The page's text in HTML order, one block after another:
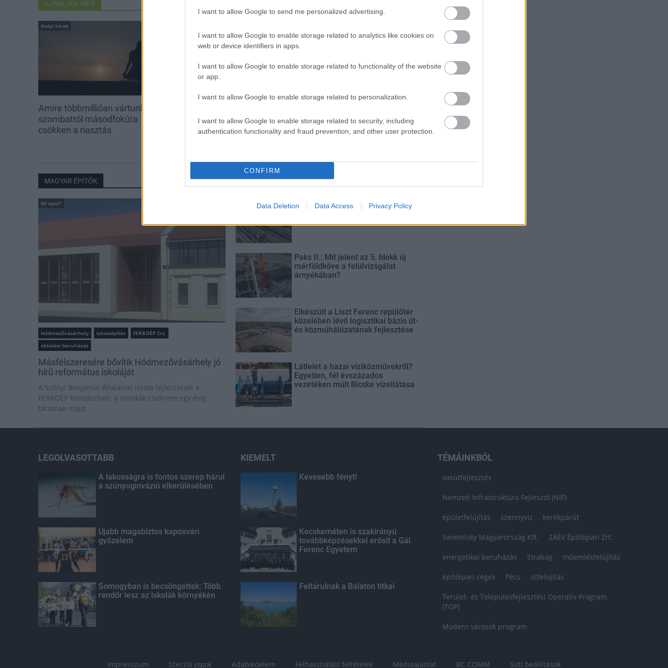
I want to allow Google to send me personalized advertising.
I want to allow Google to enable storage related to analytics like cookies on
web or device identifiers in apps.
I want to allow Google to enable storage related to functionality of the website
or app.
I want to allow Google to enable storage related to personalization.
I want to allow Google to enable storage related to security, including
authentication functionality and fraud prevention, and other user protection.
CONFIRM
Data Deletion Data Access Privacy Policy
AJÁNLJUK MÉG
Helyi hírek
Amire többmillióan vártunk:
szombattól másodfokúra
csökken a riasztás
továbbképzésekkel erősít a Gál
Ferenc Egyetem
MAGYAR ÉPÍTŐK
Mi épül?
Hódmezővásárhely iskolaépítés
FERROÉP Zrt.
oktatási beruházás
Másfélszeresére bővítik Hódmezővásárhely jó
hírű református iskoláját
A Szőnyi Benjámin Általános Iskola fejlesztését a
FERROÉP kivitelezheti; a munkák csaknem egy évig
tartanak majd.
Látványos építési szakasz indult
be a Flórián téri felüljárón
Paks II.: Mit jelent az 5. blokk új
mérföldköve a felülvizsgálat
árnyékában?
Elkészült a Liszt Ferenc repülőtér
közelében lévő logisztikai bázis út-
és közműhálózatának fejlesztése
Látlelet a hazai víziközművekről?
Egyetlen, fél évszázados
vezetéken múlt Bicske vízellátása
LEGOLVASOTTABB
A lakosságra is fontos szerep hárul
a szúnyoginvázió elkerülésében
Újabb magabiztos kaposvári
győzelem
Somogyban is becsöngettek: Több
rendőr lesz az iskolák környékén
KIEMELT
Kevesebb fényt!
Kecskeméten is szakirányú
továbbképzésekkel erősít a Gál
Ferenc Egyetem
Feltárulnak a Balaton titkai
TÉMÁINKBÓL
vasútfejlesztés
Nemzeti Infrastruktúra Fejlesztő (NIF)
épületfelújítás szennyvíz kerékpárút
Swietelsky Magyarország Kft. ZÁÉV Építőipari Zrt.
energetikai beruházás Strabag műemlékfelújítás
építőipari cégek Pécs útfelújítás
Terület- és Településfejlesztési Operatív Program
(TOP)
Modern városok program
Impresszum Szerzői jogok Adatvédelem Felhasználási feltételek Médiaajánlat BC COMM Süti beállítások